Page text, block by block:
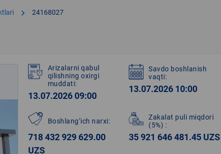
chevron_right 24168027
Arizalarni qabul
qilishning oxirgi
muddati:
13.07.2026 09:00
Savdo boshlanish
vaqti:
13.07.2026 10:00
Boshlang‘ich narxi:
718 432 929 629.00
UZS
Zakalat puli miqdori
(5%) :
35 921 646 481.45 UZS